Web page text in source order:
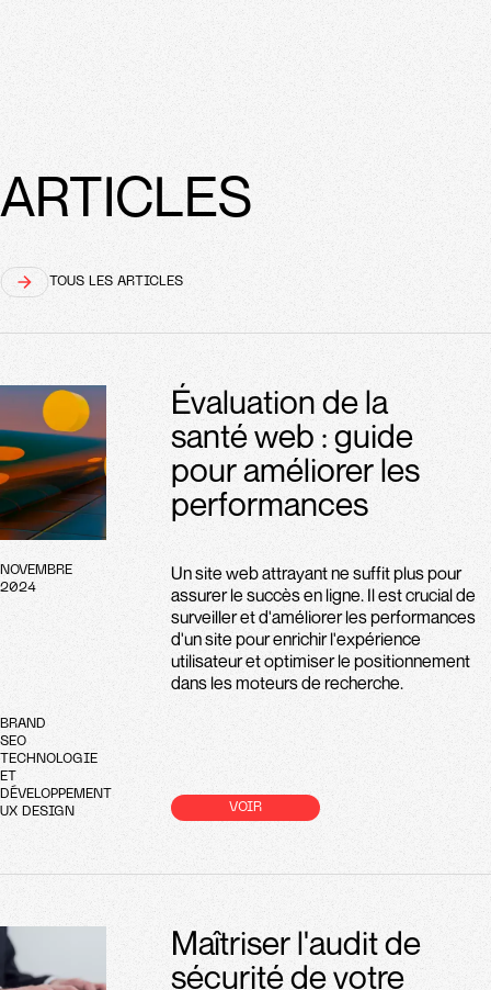
ARTICLES
TOUS LES ARTICLES
BRAND
SEO
TECHNOLOGIE
ET
DÉVELOPPEMENT
UX DESIGN
Évaluation de la
santé web : guide
pour améliorer les
performances
Un site web attrayant ne suffit plus pour
assurer le succès en ligne. Il est crucial de
surveiller et d'améliorer les performances
d'un site pour enrichir l'expérience
utilisateur et optimiser le positionnement
dans les moteurs de recherche.
VOIR
NOVEMBRE
2024
Maîtriser l'audit de
sécurité de votre